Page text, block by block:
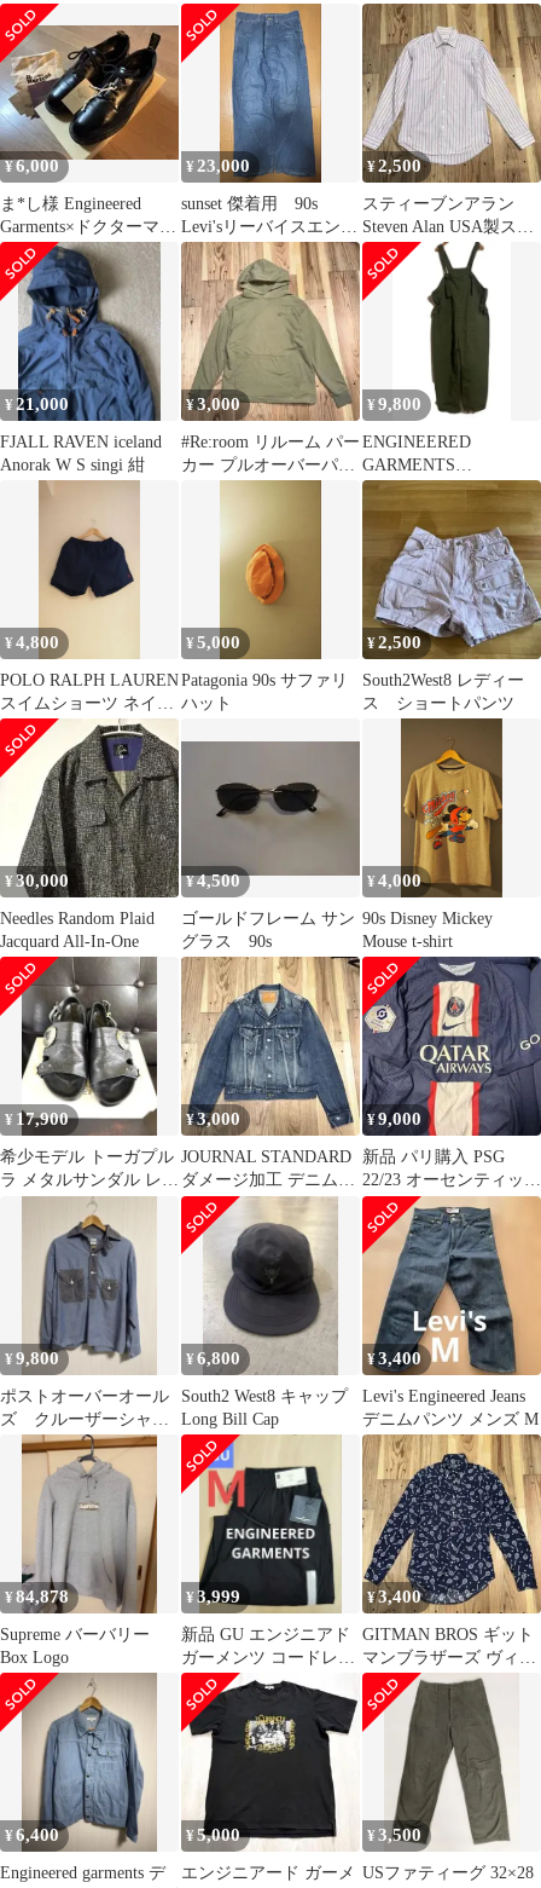
ーメンツポケットTシ
ャツ
ト！ 未使用 早い者
勝ちです！
¥6,000
ま*し様 Engineered
Garments×ドクターマー
チン 4ホールブー
¥ 23,000
sunset 傑着用 90s
Levi'sリーバイスエンジ
ニアード 3D立体縫製
¥2,500
スティーブンアラン
Steven Alan USA製スト
ライプシャツ S相当XS
¥ 21,000
FJALL RAVEN iceland
Anorak W S singi 紺
¥3,000
#Re:room リルーム パー
カー プルオーバーパー
¥9,800
ENGINEERED
GARMENTS
OVERALLS
¥4,800
POLO RALPH LAUREN
スイムショーツ ネイビ
ー
¥5,000
Patagonia 90s サファリ
ハット
¥2,500
South2West8 レディー
ス ショートパンツ
¥30,000
Needles Random Plaid
Jacquard All-In-One
¥4,500
ゴールドフレーム サン
グラス 90s
¥4,000
90s Disney Mickey
Mouse t-shirt
¥ 17,900
希少モデル トーガプル
ラ メタルサンダル レザ
¥3,000
JOURNAL STANDARD
ダメージ加工 デニムジ
ャケット M 日本製
¥9,000
新品 パリ購入 PSG
22/23 オーセンティック
ネイマール
¥9,800
ポストオーバーオール
ズ クルーザーシャツS
サイズ シャンブレー
¥6,800
South2 West8 キャップ
Long Bill Cap
¥3,400
Levi's Engineered Jeans
デニムパンツ メンズ M
¥84,878
Supreme バーバリー
Box Logo
¥3,999
新品 GU エンジニアド
ガーメンツ コードレー
ンイージーパンツ ネイ
ビー Ｍ
¥3,400
GITMAN BROS ギット
マンブラザーズ ヴィン
テージシャツ USA製
XS
¥6,400
Engineered garments デ
¥5,000
エンジニアード ガーメ
¥3,500
USファティーグ 32×28